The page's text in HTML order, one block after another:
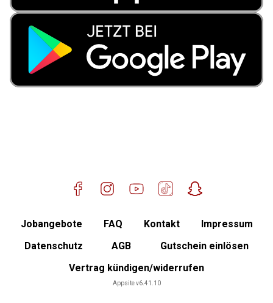
Mitglied werden
Mitgliederbereich
Jobangebote FAQ Kontakt
Impressum
Datenschutz
AGB
Gutschein einlösen
Vertrag kündigen/widerrufen
Appsite v6.41.10